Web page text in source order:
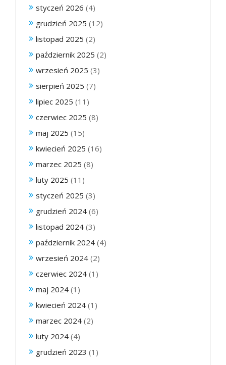
styczeń 2026 (4)
grudzień 2025 (12)
listopad 2025 (2)
październik 2025 (2)
wrzesień 2025 (3)
sierpień 2025 (7)
lipiec 2025 (11)
czerwiec 2025 (8)
maj 2025 (15)
kwiecień 2025 (16)
marzec 2025 (8)
luty 2025 (11)
styczeń 2025 (3)
grudzień 2024 (6)
listopad 2024 (3)
październik 2024 (4)
wrzesień 2024 (2)
czerwiec 2024 (1)
maj 2024 (1)
kwiecień 2024 (1)
marzec 2024 (2)
luty 2024 (4)
grudzień 2023 (1)